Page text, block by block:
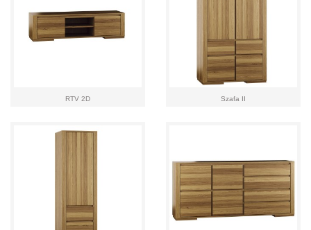
RTV 2D Szafa II